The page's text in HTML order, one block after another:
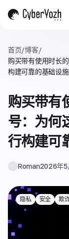
首页/博客/
购买带有使用时长
构建可靠的基础设施
购买带有
号：为何
行构建可
Roman2026年5
隐私 安全 欺